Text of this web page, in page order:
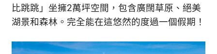
的
你
和
一
比跳跳」坐擁2萬坪空間，包含廣闊草原、絕美
湖景和森林。完全能在這悠然的度過一個假期！